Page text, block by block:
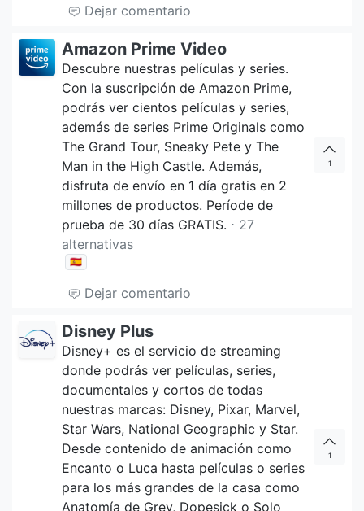
Dejar comentario
Amazon Prime Video
Descubre nuestras películas y series.
Con la suscripción de Amazon Prime,
podrás ver cientos películas y series,
además de series Prime Originals como
The Grand Tour, Sneaky Pete y The
Man in the High Castle. Además,
disfruta de envío en 1 día gratis en 2
millones de productos. Període de
prueba de 30 días GRATIS. ⋅ 27
alternativas
🇪🇸
1
Dejar comentario
Disney Plus
Disney+ es el servicio de streaming
donde podrás ver películas, series,
documentales y cortos de todas
nuestras marcas: Disney, Pixar, Marvel,
Star Wars, National Geographic y Star.
Desde contenido de animación como
Encanto o Luca hasta películas o series
para los más grandes de la casa como
Anatomía de Grey, Dopesick o Solo
1